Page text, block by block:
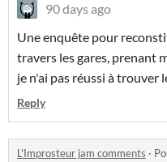
90 days ago
Une enquête pour
travers les gares, prenant
je n'ai pas réussi à trouver
Reply
L'Improsteur jam comments ·